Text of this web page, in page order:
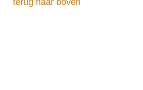
terug naar boven